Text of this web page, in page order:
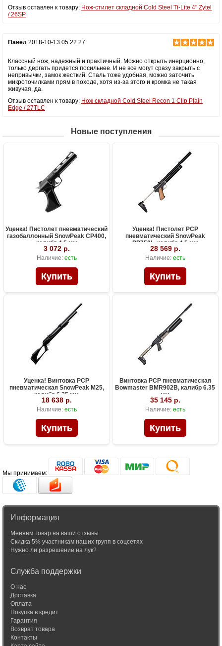
Отзыв оставлен к товару: Нож-стилет складной Cold Steel Ti-Lite 4" Zytel
/ 26SP
Павел 2018-10-13 05:22:27
Классный нож, надежный и практичный. Можно открыть инерционно,
только дергать придется посильнее. И не все могут сразу закрыть с
непривычки, замок жесткий. Сталь тоже удобная, можно заточить
микроточилками прям в походе, хотя из-за этого и кромка не такая
живучая, да.
Отзыв оставлен к товару: Нож складной Cold Steel Recon 1 Clip Plain
Edge / 27TLC
Новые поступления
Уценка! Пистолет пневматический
газобаллонный SnowPeak CP400,
калибр 4.5 мм
3 072 р.
Наличие: есть
Уценка! Пистолет PCP
пневматический SnowPeak
PP750L, калибр 4.5 мм
28 569 р.
Наличие: есть
Уценка! Винтовка PCP
пневматическая SnowPeak M25,
калибр 6.35 мм
18 638 р.
Наличие: есть
Винтовка PCP пневматическая
Bowmaster BMR902B, калибр 6.35
мм
35 145 р.
Наличие: есть
Мы принимаем:
Информация
Меняем товар на ваши отзывы
Скидка 5% участникам наших групп в соцсетях
Нужно ли разрешение на лук?
Служба поддержки
О нас
Доставка
Оплата
Покупка в кредит
Гарантия
Возврат товара
Контакты